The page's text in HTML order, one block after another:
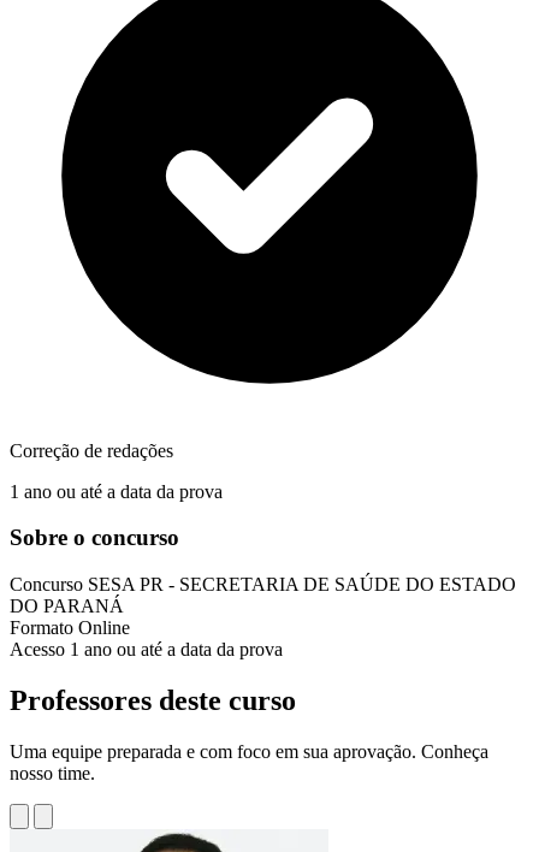
Correção de redações
1 ano ou até a data da prova
Sobre o concurso
Concurso SESA PR - SECRETARIA DE SAÚDE DO ESTADO
DO PARANÁ
Formato Online
Acesso 1 ano ou até a data da prova
Professores deste curso
Uma equipe preparada e com foco em sua aprovação. Conheça
nosso time.